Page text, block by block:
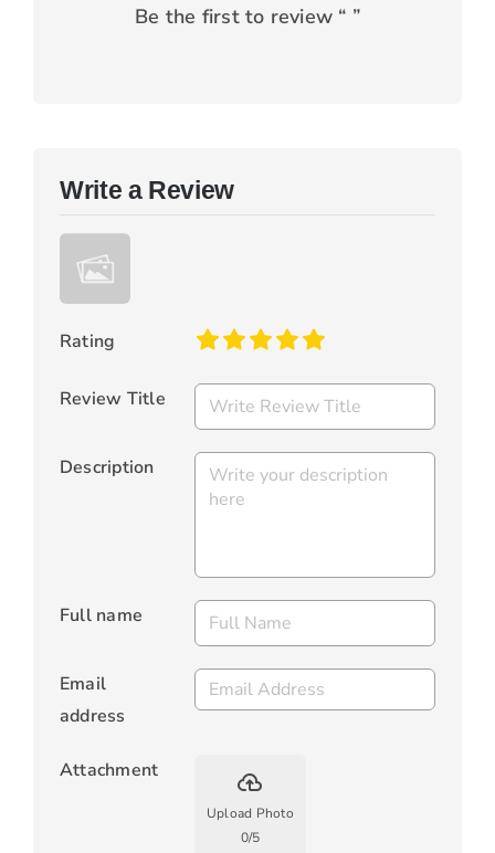
Be the first to review “ ”
Write a Review
Rating
Review Title
Description
Full name
Email
address
Attachment backup
Upload Photo
0/5